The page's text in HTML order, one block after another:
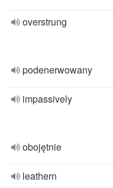
overstrung
podenerwowany
impassively
obojętnie
leathern